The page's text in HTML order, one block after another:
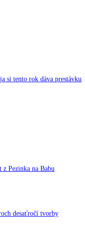
si tento rok dáva prestávku
Pezinka na Babu
desaťročí tvorby